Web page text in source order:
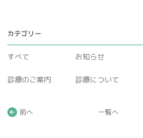
骨密度検査
カテゴリー
すべて お知らせ
診療のご案内 診療について
前へ 一覧へ